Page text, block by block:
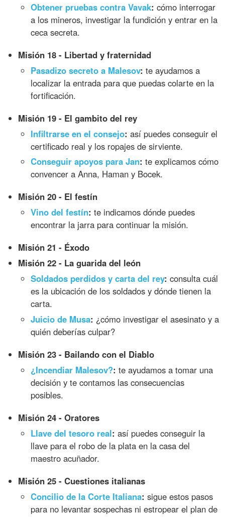
Obtener pruebas contra Vavak: cómo interrogar
a los mineros, investigar la fundición y entrar en la
ceca secreta.
Misión 18 - Libertad y fraternidad
Pasadizo secreto a Malesov: te ayudamos a
localizar la entrada para que puedas colarte en la
fortificación.
Misión 19 - El gambito del rey
Infiltrarse en el consejo: así puedes conseguir el
certificado real y los ropajes de sirviente.
Conseguir apoyos para Jan: te explicamos cómo
convencer a Anna, Haman y Bocek.
Misión 20 - El festín
Vino del festín: te indicamos dónde puedes
encontrar la jarra para continuar la misión.
Misión 21 - Éxodo
Misión 22 - La guarida del león
Soldados perdidos y carta del rey: consulta cuál
es la ubicación de los soldados y dónde tienen la
carta.
Juicio de Musa: ¿cómo investigar el asesinato y a
quién deberías culpar?
Misión 23 - Bailando con el Diablo
¿Incendiar Malesov?: te ayudamos a tomar una
decisión y te contamos las consecuencias
posibles.
Misión 24 - Oratores
Llave del tesoro real: así puedes conseguir la
llave para el robo de la plata en la casa del
maestro acuñador.
Misión 25 - Cuestiones italianas
Concilio de la Corte Italiana: sigue estos pasos
para no levantar sospechas ni estropear el plan de